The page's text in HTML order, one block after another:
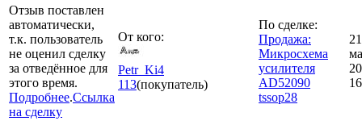
Отзыв поставлен
автоматически,
т.к. пользователь
не оценил сделку
за отведённое для
этого время.
Подробнее.Ссылка
на сделку
От кого:
Petr_Ki4
113(покупатель)
По сделке:
Продажа:
Микросхема
усилителя
AD52090
tssop28
21